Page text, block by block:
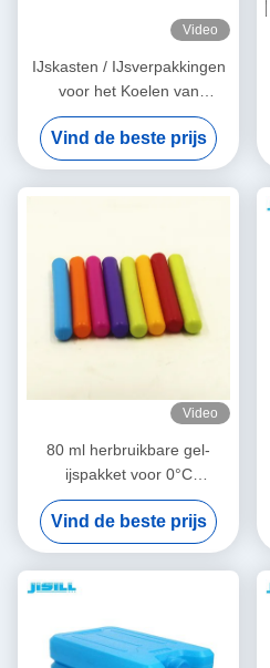
Video
IJskasten / IJsverpakkingen
voor het Koelen van
Lunchboxen
Vind de beste prijs
Video
80 ml herbruikbare gel-
ijspakket voor 0°C
koeldranken 2-8°C voor
medisch gebruik
Vind de beste prijs